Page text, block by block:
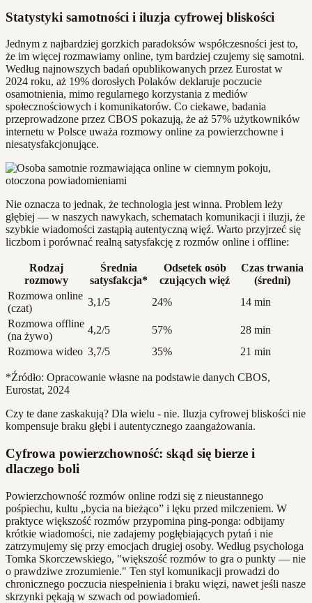
Statystyki samotności i iluzja cyfrowej bliskości
Jednym z najbardziej gorzkich paradoksów współczesności jest to,
że im więcej rozmawiamy online, tym bardziej czujemy się samotni.
Według najnowszych badań opublikowanych przez Eurostat w
2024 roku, aż 19% dorosłych Polaków deklaruje poczucie
osamotnienia, mimo regularnego korzystania z mediów
społecznościowych i komunikatorów. Co ciekawe, badania
przeprowadzone przez CBOS pokazują, że aż 57% użytkowników
internetu w Polsce uważa rozmowy online za powierzchowne i
niesatysfakcjonujące.
Nie oznacza to jednak, że technologia jest winna. Problem leży
głębiej — w naszych nawykach, schematach komunikacji i iluzji, że
szybkie wiadomości zastąpią autentyczną więź. Warto przyjrzeć się
liczbom i porównać realną satysfakcję z rozmów online i offline:
Rodzaj
rozmowy
Średnia
satysfakcja*
Odsetek osób
czujących więź
Czas trwania
(średni)
Rozmowa online
(czat)
3,1/5 24%
14 min
Rozmowa offline
(na żywo)
4,2/5 57%
28 min
Rozmowa wideo 3,7/5 35% 21 min
*Źródło: Opracowanie własne na podstawie danych CBOS,
Eurostat, 2024
Czy te dane zaskakują? Dla wielu - nie. Iluzja cyfrowej bliskości nie
kompensuje braku głębi i autentycznego zaangażowania.
Cyfrowa powierzchowność: skąd się bierze i
dlaczego boli
Powierzchowność rozmów online rodzi się z nieustannego
pośpiechu, kultu „bycia na bieżąco” i lęku przed milczeniem. W
praktyce większość rozmów przypomina ping-ponga: odbijamy
krótkie wiadomości, nie zadajemy pogłębiających pytań i nie
zatrzymujemy się przy emocjach drugiej osoby. Według psychologa
Tomka Skorczewskiego, "większość rozmów to gra o punkty — nie
o prawdziwe zrozumienie." Ten styl komunikacji prowadzi do
chronicznego poczucia niespełnienia i braku więzi, nawet jeśli nasze
skrzynki pękają w szwach od powiadomień.